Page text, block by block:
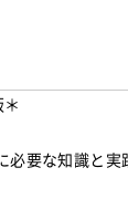
要な知識と実